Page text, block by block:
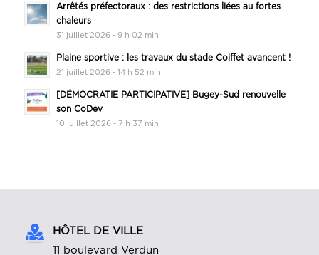
Arrêtés préfectoraux : des restrictions liées au fortes
chaleurs
31 juillet 2026 - 9 h 02 min
Plaine sportive : les travaux du stade Coiffet avancent !
21 juillet 2026 - 14 h 52 min
[DÉMOCRATIE PARTICIPATIVE] Bugey-Sud renouvelle
son CoDev
10 juillet 2026 - 7 h 37 min
HÔTEL DE VILLE
11 boulevard Verdun